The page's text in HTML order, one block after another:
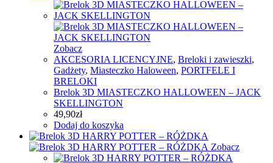
Zobacz
AKCESORIA LICENCYJNE, Breloki i zawieszki,
Gadżety, Miasteczko Haloween, PORTFELE I
BRELOKI
Brelok 3D MIASTECZKO HALLOWEEN – JACK
SKELLINGTON
49,90zł
Dodaj do koszyka
Zobacz